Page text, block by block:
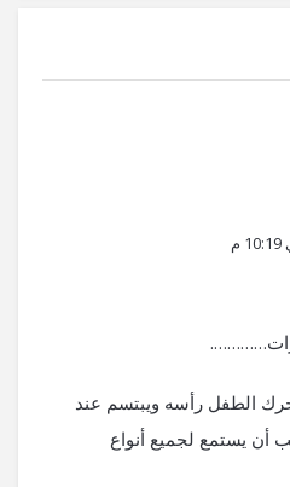
الطفل رأسه ويبتسم عند
أن يستمع لجميع أنواع